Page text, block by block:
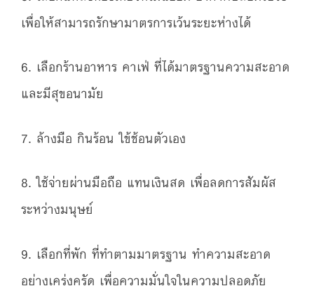
เพื่อให้สามารถรักษามาตรการเว้นระยะห่างได้
6. เลือกร้านอาหาร คาเฟ่ ที่ได้มาตรฐานความสะอาด
และมีสุขอนามัย
7. ล้างมือ กินร้อน ใข้ช้อนตัวเอง
8. ใช้จ่ายผ่านมือถือ แทนเงินสด เพื่อลดการสัมผัส
ระหว่างมนุษย์
9. เลือกที่พัก ที่ทำตามมาตรฐาน ทำความสะอาด
อย่างเคร่งครัด เพื่อความมั่นใจในความปลอดภัย